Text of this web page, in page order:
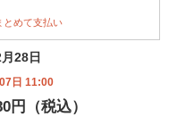
とめて支払い
28日
日 11:00
円（税込）